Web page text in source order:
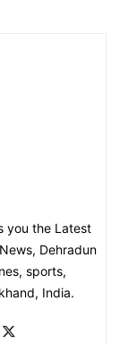
you the Latest
Dehradun
sports,
India.